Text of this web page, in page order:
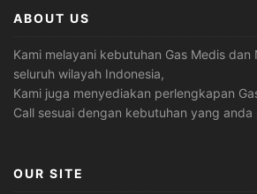
ABOUT US
Kami melayani kebutuhan Gas Medis dan
seluruh wilayah Indonesia,
Kami juga menyediakan perlengkapan
Call sesuai dengan kebutuhan yang anda
OUR SITE